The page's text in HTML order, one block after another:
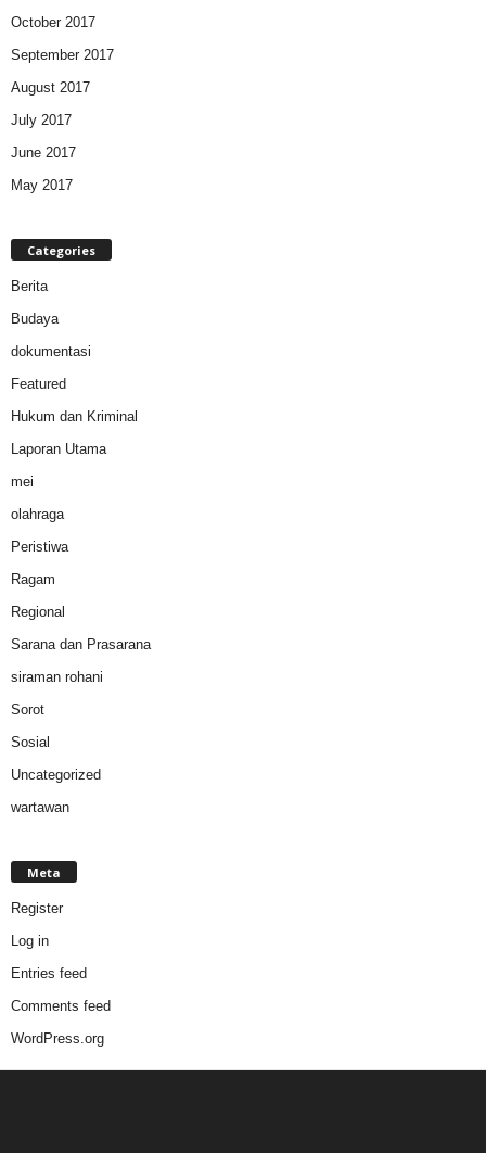
October 2017
September 2017
August 2017
July 2017
June 2017
May 2017
Categories
Berita
Budaya
dokumentasi
Featured
Hukum dan Kriminal
Laporan Utama
mei
olahraga
Peristiwa
Ragam
Regional
Sarana dan Prasarana
siraman rohani
Sorot
Sosial
Uncategorized
wartawan
Meta
Register
Log in
Entries feed
Comments feed
WordPress.org